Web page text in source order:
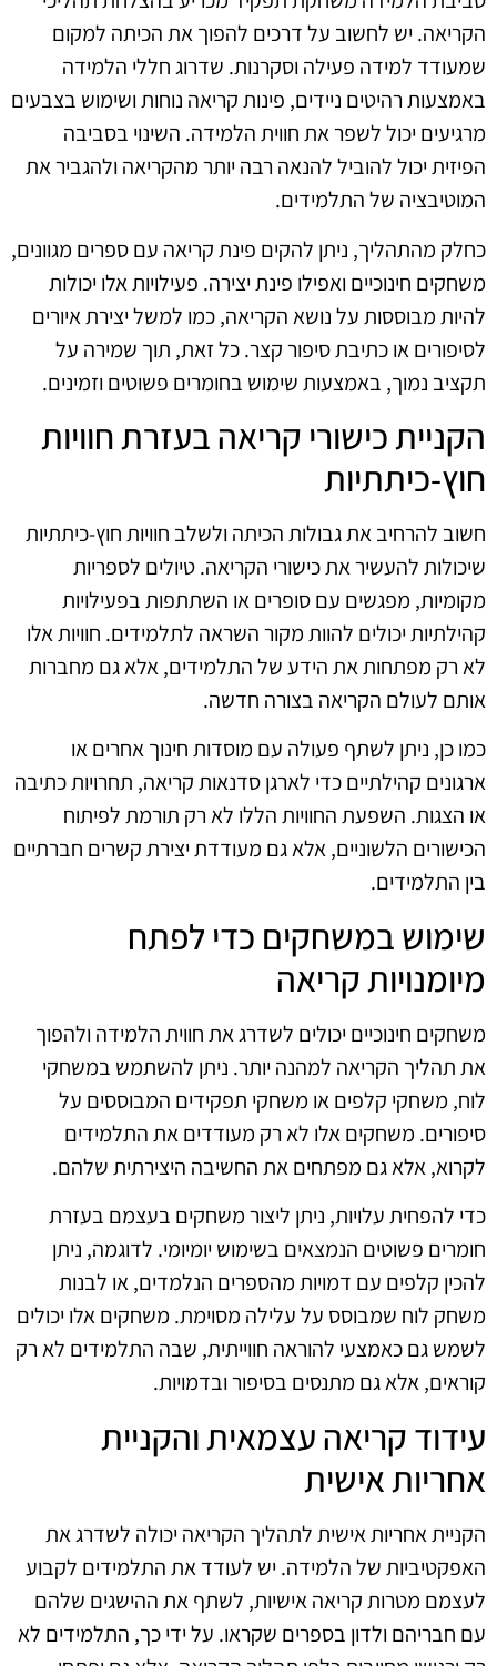
הקריאה. יש לחשוב על דרכים להפוך את הכיתה למקום
שמעודד למידה פעילה וסקרנות. שדרוג חללי הלמידה
באמצעות רהיטים ניידים, פינות קריאה נוחות ושימוש בצבעים
מרגיעים יכול לשפר את חווית הלמידה. השינוי בסביבה
הפיזית יכול להוביל להנאה רבה יותר מהקריאה ולהגביר את
המוטיבציה של התלמידים.
כחלק מהתהליך, ניתן להקים פינת קריאה עם ספרים מגוונים,
משחקים חינוכיים ואפילו פינת יצירה. פעילויות אלו יכולות
להיות מבוססות על נושא הקריאה, כמו למשל יצירת איורים
לסיפורים או כתיבת סיפור קצר. כל זאת, תוך שמירה על
תקציב נמוך, באמצעות שימוש בחומרים פשוטים וזמינים.
הקניית כישורי קריאה בעזרת חוויות
חוץ-כיתתיות
חשוב להרחיב את גבולות הכיתה ולשלב חוויות חוץ-כיתתיות
שיכולות להעשיר את כישורי הקריאה. טיולים לספריות
מקומיות, מפגשים עם סופרים או השתתפות בפעילויות
קהילתיות יכולים להוות מקור השראה לתלמידים. חוויות אלו
לא רק מפתחות את הידע של התלמידים, אלא גם מחברות
אותם לעולם הקריאה בצורה חדשה.
כמו כן, ניתן לשתף פעולה עם מוסדות חינוך אחרים או
ארגונים קהילתיים כדי לארגן סדנאות קריאה, תחרויות כתיבה
או הצגות. השפעת החוויות הללו לא רק תורמת לפיתוח
הכישורים הלשוניים, אלא גם מעודדת יצירת קשרים חברתיים
בין התלמידים.
שימוש במשחקים כדי לפתח
מיומנויות קריאה
משחקים חינוכיים יכולים לשדרג את חווית הלמידה ולהפוך
את תהליך הקריאה למהנה יותר. ניתן להשתמש במשחקי
לוח, משחקי קלפים או משחקי תפקידים המבוססים על
סיפורים. משחקים אלו לא רק מעודדים את התלמידים
לקרוא, אלא גם מפתחים את החשיבה היצירתית שלהם.
כדי להפחית עלויות, ניתן ליצור משחקים בעצמם בעזרת
חומרים פשוטים הנמצאים בשימוש יומיומי. לדוגמה, ניתן
להכין קלפים עם דמויות מהספרים הנלמדים, או לבנות
משחק לוח שמבוסס על עלילה מסוימת. משחקים אלו יכולים
לשמש גם כאמצעי להוראה חווייתית, שבה התלמידים לא רק
קוראים, אלא גם מתנסים בסיפור ובדמויות.
עידוד קריאה עצמאית והקניית
אחריות אישית
הקניית אחריות אישית לתהליך הקריאה יכולה לשדרג את
האפקטיביות של הלמידה. יש לעודד את התלמידים לקבוע
לעצמם מטרות קריאה אישיות, לשתף את ההישגים שלהם
עם חבריהם ולדון בספרים שקראו. על ידי כך, התלמידים לא